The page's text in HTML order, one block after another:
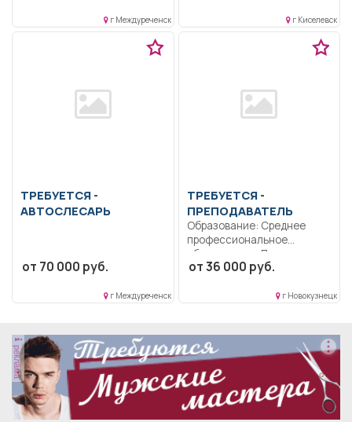
г Междуреченск г Киселевск
ТРЕБУЕТСЯ -
АВТОСЛЕСАРЬ
от 70 000 руб.
г Междуреченск
ТРЕБУЕТСЯ -
ПРЕПОДАВАТЕЛЬ
Образование: Среднее
профессиональное
образование.. Проводит
обучение обучающихся в
от 36 000 руб.
г Новокузнецк
реклама